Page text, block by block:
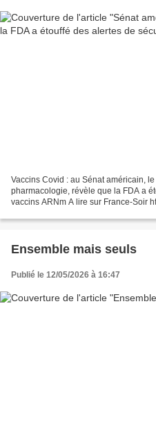
Vaccins Covid : au Sénat américain,
pharmacologie, révèle que la FDA a
vaccins ARNm A lire sur France-Soir
pharmacologie...
Ensemble mais seuls
Publié le 12/05/2026 à 16:47